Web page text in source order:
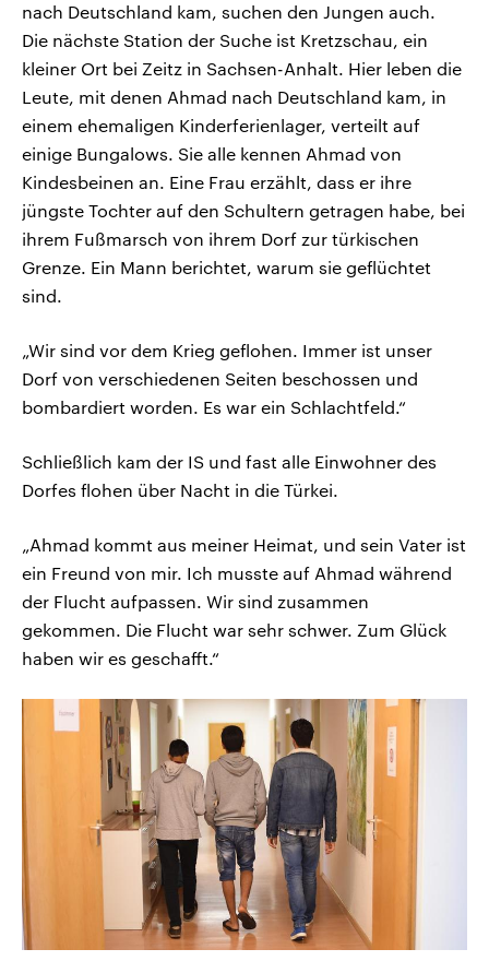
nach Deutschland kam, suchen den Jungen auch.
Die nächste Station der Suche ist Kretzschau, ein
kleiner Ort bei Zeitz in Sachsen-Anhalt. Hier leben die
Leute, mit denen Ahmad nach Deutschland kam, in
einem ehemaligen Kinderferienlager, verteilt auf
einige Bungalows. Sie alle kennen Ahmad von
Kindesbeinen an. Eine Frau erzählt, dass er ihre
jüngste Tochter auf den Schultern getragen habe, bei
ihrem Fußmarsch von ihrem Dorf zur türkischen
Grenze. Ein Mann berichtet, warum sie geflüchtet
sind.
„Wir sind vor dem Krieg geflohen. Immer ist unser
Dorf von verschiedenen Seiten beschossen und
bombardiert worden. Es war ein Schlachtfeld.“
Schließlich kam der IS und fast alle Einwohner des
Dorfes flohen über Nacht in die Türkei.
„Ahmad kommt aus meiner Heimat, und sein Vater ist
ein Freund von mir. Ich musste auf Ahmad während
der Flucht aufpassen. Wir sind zusammen
gekommen. Die Flucht war sehr schwer. Zum Glück
haben wir es geschafft.“